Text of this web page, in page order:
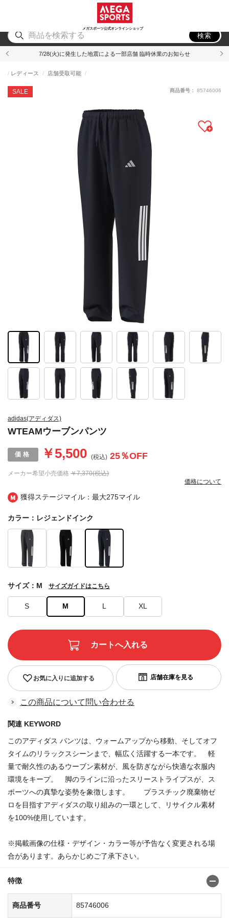
メガスポーツ公式オンラインショップ
アウトドア
検索
7/28(火)に発生した地震による一部店舗 臨時休業のお知らせ
獲得ステージマイル：最大275マイル
adidas(アディダス)
WTEAMウーブンパンツ
SALE
レディース 店舗受取可能
メーカー希望小売価格 ￥7,370(税込)
￥5,500 (税込) 25％OFF
価格について
商品番号： 85746006
カラー：レジェンドインク
S M L XL
サイズ：M サイズガイドはこちら
お気に入りに追加する
この商品について問い合わせる
関連 KEYWORD
このアディダス パンツは、ウォームアップから移動、そしてオフ
タイムのリラックスシーンまで、幅広く活躍する一本です。 軽
量で耐久性のあるウーブン素材が、風を防ぎながら快適な衣服内
環境をキープ。 脚のラインに沿ったスリーストライプスが、ス
ポーツへの真摯な姿勢を象徴します。 プラスチック廃棄物ゼ
ロを目指すアディダスの取り組みの一環として、リサイクル素材
を100%使用しています。
※掲載画像の仕様・デザイン・カラー等が予告なく変更される場
合があります。あらかじめご了承下さい。
特徴
商品番号 85746006